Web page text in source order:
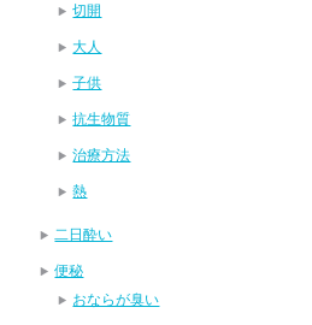
切開
大人
子供
抗生物質
治療方法
熱
二日酔い
便秘
おならが臭い